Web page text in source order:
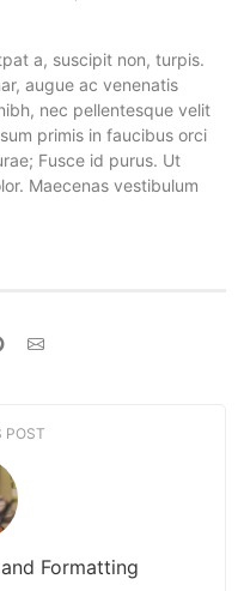
a, suscipit non, turpis.
augue ac venenatis
nec pellentesque velit
primis in faucibus orci
Fusce id purus. Ut
Maecenas vestibulum
POST
Formatting